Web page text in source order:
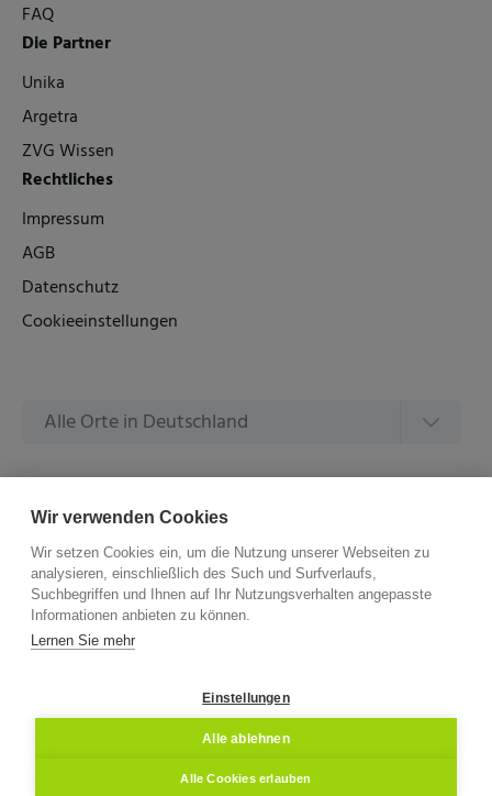
FAQ
Die Partner
Unika
Argetra
ZVG Wissen
Rechtliches
Impressum
AGB
Datenschutz
Cookieeinstellungen
Alle Orte in Deutschland
Alle Amtsgerichte in Deutschland
©2026 –ZVG Termine.Alle Rechte Vorbehalten.
Wir verwenden Cookies
Wir setzen Cookies ein, um die Nutzung unserer Webseiten zu
analysieren, einschließlich des Such und Surfverlaufs,
Suchbegriffen und Ihnen auf Ihr Nutzungsverhalten angepasste
Informationen anbieten zu können.
Lernen Sie mehr
Einstellungen
Alle ablehnen
Alle Cookies erlauben